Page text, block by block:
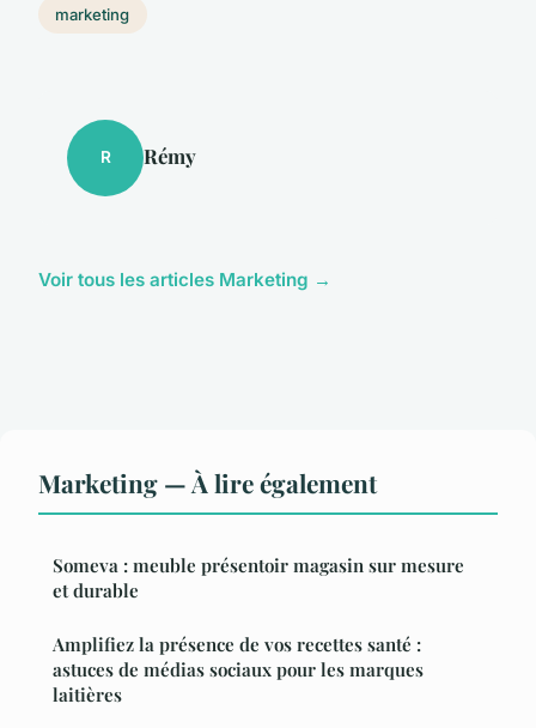
marketing
R Rémy
Voir tous les articles Marketing →
Marketing — À lire également
Someva : meuble présentoir magasin sur mesure
et durable
Amplifiez la présence de vos recettes santé :
astuces de médias sociaux pour les marques
laitières